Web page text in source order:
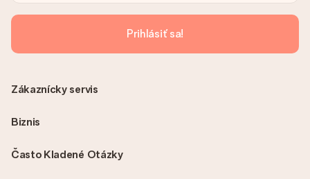
Prihlásiť sa!
Často Kladené Otázky
Zákaznícky servis
Biznis